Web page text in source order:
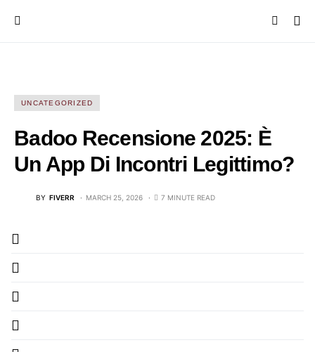
UNCATEGORIZED
Badoo Recensione 2025: È
Un App Di Incontri Legittimo?
BY FIVERR MARCH 25, 2026 7 MINUTE READ